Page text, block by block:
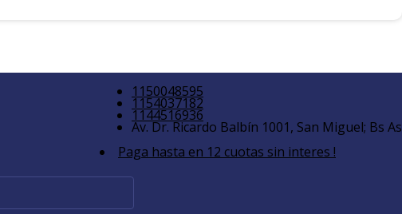
1150048595
1154037182
1144516936
Av. Dr. Ricardo Balbín 1001, San Miguel; Bs As
Paga hasta en 12 cuotas sin interes !